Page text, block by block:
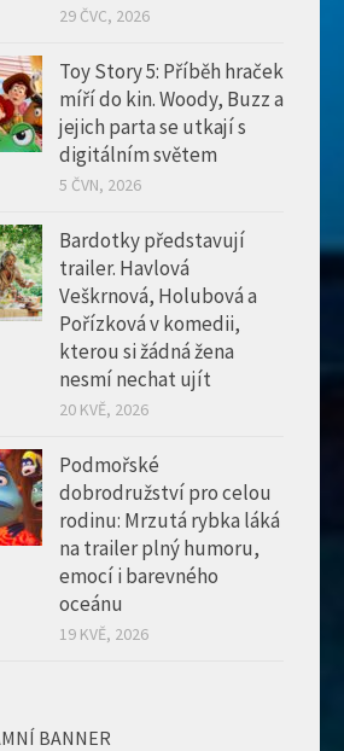
29 ČVC, 2026
Toy Story 5: Příběh hraček
míří do kin. Woody, Buzz a
jejich parta se utkají s
digitálním světem
5 ČVN, 2026
Bardotky představují
trailer. Havlová
Veškrnová, Holubová a
Pořízková v komedii,
kterou si žádná žena
nesmí nechat ujít
20 KVĚ, 2026
Podmořské
dobrodružství pro celou
rodinu: Mrzutá rybka láká
na trailer plný humoru,
emocí i barevného
oceánu
19 KVĚ, 2026
BANNER